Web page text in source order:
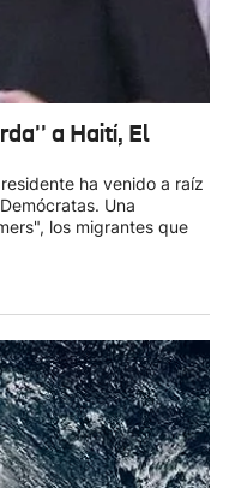
a Haití, El
ha venido a raíz
Una
los migrantes que